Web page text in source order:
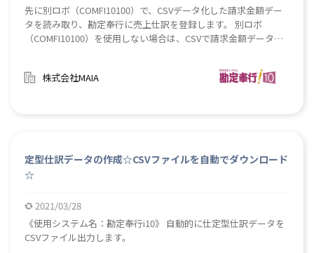
先に別ロボ（COMFI10100）で、CSVデータ化した請求金額デー
タを読み取り、勘定奉行に売上仕訳を登録します。 別ロボ
（COMFI10100）を使用しない場合は、CSVで請求金額データを
月、売上確定時に帳票等を見ながら、手動で登録していた売上仕
訳をロボで自動化し、入力作業を軽減します。
株式会社MAIA
定型仕訳データの作成☆CSVファイルを自動でダウンロード
☆
2021/03/28
《使用システム名：勘定奉行i10》 自動的に仕定型仕訳データを
CSVファイル出力します。